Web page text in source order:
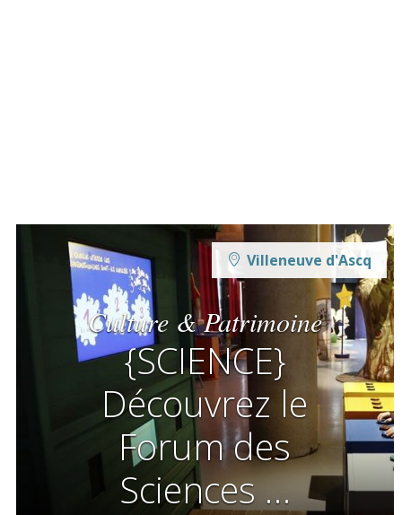
Culture & Patrimoine
{SCIENCE}
Découvrez le
Forum des
Sciences …
Villeneuve d'Ascq